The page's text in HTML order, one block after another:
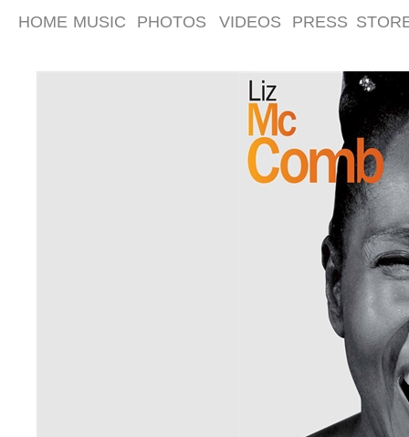
HOME MUSIC PHOTOS VIDEOS PRESS